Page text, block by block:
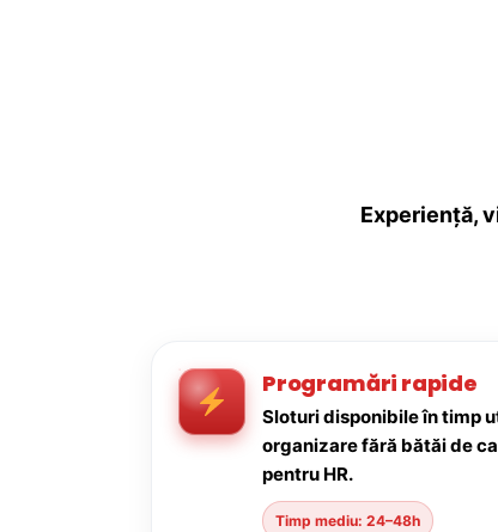
Experiență,
Programări rapide
Sloturi disponibile în timp
organizare fără bătăi de
pentru HR.
Timp mediu: 24–48h